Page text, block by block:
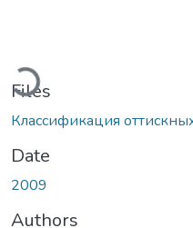
Files
Классификация
Date
2009
Authors